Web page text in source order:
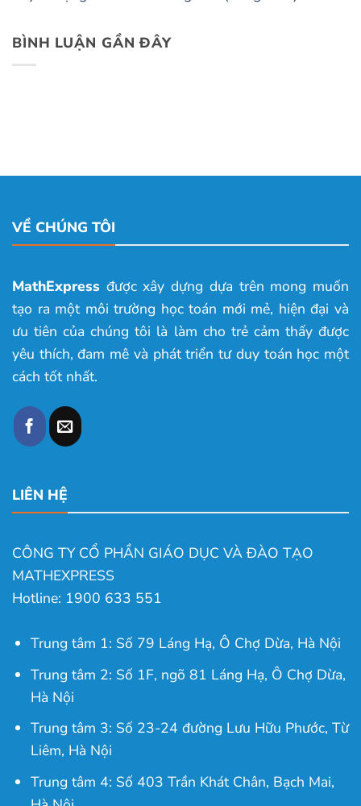
BÌNH LUẬN GẦN ĐÂY
VỀ CHÚNG TÔI
MathExpress được xây dựng dựa trên mong muốn
tạo ra một môi trường học toán mới mẻ, hiện đại và
ưu tiên của chúng tôi là làm cho trẻ cảm thấy được
yêu thích, đam mê và phát triển tư duy toán học một
cách tốt nhất.
LIÊN HỆ
CÔNG TY CỔ PHẦN GIÁO DỤC VÀ ĐÀO TẠO
MATHEXPRESS
Hotline: 1900 633 551
Trung tâm 1: Số 79 Láng Hạ, Ô Chợ Dừa, Hà Nội
Trung tâm 2: Số 1F, ngõ 81 Láng Hạ, Ô Chợ Dừa,
Hà Nội
Trung tâm 3: Số 23-24 đường Lưu Hữu Phước, Từ
Liêm, Hà Nội
Trung tâm 4: Số 403 Trần Khát Chân, Bạch Mai,